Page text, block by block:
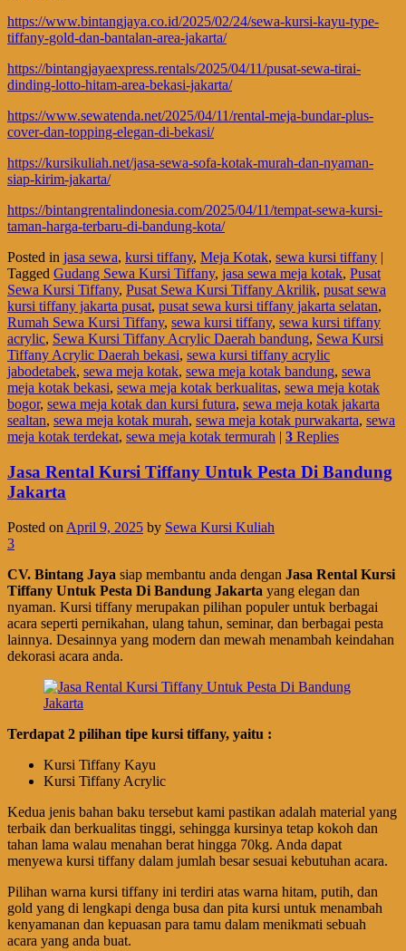
https://www.bintangjaya.co.id/2025/02/24/sewa-kursi-kayu-type-
tiffany-gold-dan-bantalan-area-jakarta/
https://bintangjayaexpress.rentals/2025/04/11/pusat-sewa-tirai-
dinding-lotto-hitam-area-bekasi-jakarta/
https://www.sewatenda.net/2025/04/11/rental-meja-bundar-plus-
cover-dan-topping-elegan-di-bekasi/
https://kursikuliah.net/jasa-sewa-sofa-kotak-murah-dan-nyaman-
siap-kirim-jakarta/
https://bintangrentalindonesia.com/2025/04/11/tempat-sewa-kursi-
taman-harga-terbaru-di-bandung-kota/
Posted in jasa sewa, kursi tiffany, Meja Kotak, sewa kursi tiffany |
Tagged Gudang Sewa Kursi Tiffany, jasa sewa meja kotak, Pusat
Sewa Kursi Tiffany, Pusat Sewa Kursi Tiffany Akrilik, pusat sewa
kursi tiffany jakarta pusat, pusat sewa kursi tiffany jakarta selatan,
Rumah Sewa Kursi Tiffany, sewa kursi tiffany, sewa kursi tiffany
acrylic, Sewa Kursi Tiffany Acrylic Daerah bandung, Sewa Kursi
Tiffany Acrylic Daerah bekasi, sewa kursi tiffany acrylic
jabodetabek, sewa meja kotak, sewa meja kotak bandung, sewa
meja kotak bekasi, sewa meja kotak berkualitas, sewa meja kotak
bogor, sewa meja kotak dan kursi futura, sewa meja kotak jakarta
sealtan, sewa meja kotak murah, sewa meja kotak purwakarta, sewa
meja kotak terdekat, sewa meja kotak termurah | 3 Replies
Jasa Rental Kursi Tiffany Untuk Pesta Di Bandung
Jakarta
Posted on April 9, 2025 by Sewa Kursi Kuliah
3
CV. Bintang Jaya siap membantu anda dengan Jasa Rental Kursi
Tiffany Untuk Pesta Di Bandung Jakarta yang elegan dan
nyaman. Kursi tiffany merupakan pilihan populer untuk berbagai
acara seperti pernikahan, ulang tahun, seminar, dan berbagai pesta
lainnya. Desainnya yang modern dan mewah menambah keindahan
dekorasi acara anda.
Terdapat 2 pilihan tipe kursi tiffany, yaitu :
Kursi Tiffany Kayu
Kursi Tiffany Acrylic
Kedua jenis bahan baku tersebut kami pastikan adalah material yang
terbaik dan berkualitas tinggi, sehingga kursinya tetap kokoh dan
tahan lama walau menahan berat hingga 70kg. Anda dapat
menyewa kursi tiffany dalam jumlah besar sesuai kebutuhan acara.
Pilihan warna kursi tiffany ini terdiri atas warna hitam, putih, dan
gold yang di lengkapi denga busa dan pita kursi untuk menambah
kenyamanan dan kepuasan para tamu dalam menikmati sebuah
acara yang anda buat.